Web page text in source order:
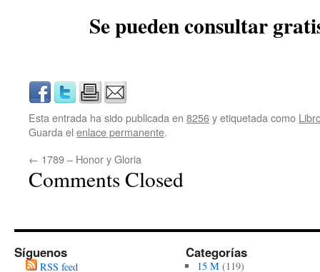
Se pueden consultar
Esta entrada ha sido publicada en 8256y etiquetada como
Guarda el enlace permanente.
← 1789 – Honor y Gloria
Comments Closed
Síguenos
RSS feed
Categorías
15 M(119)